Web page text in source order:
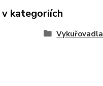
kategoriích
Vykuřovadla